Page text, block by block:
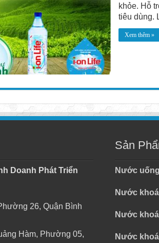
khỏe. Hỗ
tiêu dùng.
Xem thêm »
Doanh Phát Triển
26, Quận Bình
Hàm, Phường 05,
Sản
Nước
Nước
Nước
Nước